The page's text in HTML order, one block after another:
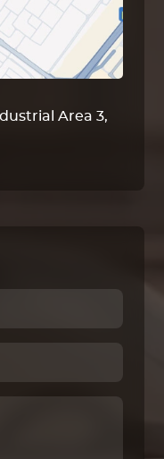
Area 3,